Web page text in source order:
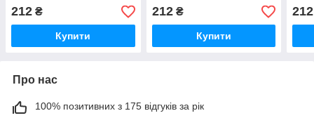
212 ₴
Купити
212₴
Купити
212
Про нас
100% позитивних з 175 відгуків за рік